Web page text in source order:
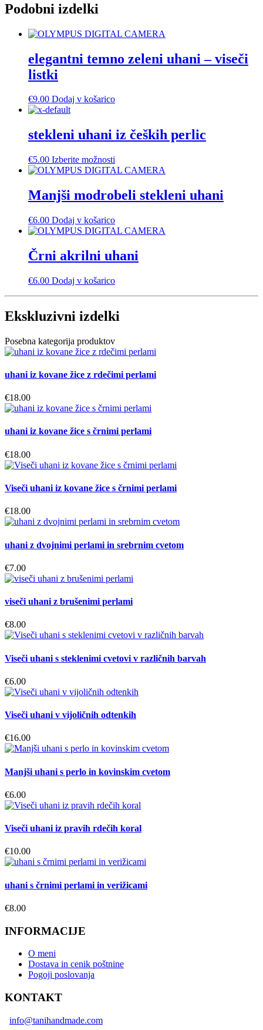
Podobni izdelki
elegantni temno zeleni uhani – viseči
listki
€9.00 Dodaj v košarico
stekleni uhani iz čeških perlic
€5.00 Izberite možnosti
izdelek
več
različic.
lahko
izberete
strani
izdelka
Manjši modrobeli stekleni uhani
€6.00 Dodaj v košarico
Črni akrilni uhani
€6.00 Dodaj v košarico
Ekskluzivni izdelki
Posebna kategorija produktov
uhani iz kovane žice z rdečimi perlami
€18.00
uhani iz kovane žice s črnimi perlami
€18.00
Viseči uhani iz kovane žice s črnimi perlami
€18.00
uhani z dvojnimi perlami in srebrnim cvetom
€7.00
viseči uhani z brušenimi perlami
€8.00
Viseči uhani s steklenimi cvetovi v različnih barvah
€6.00
Viseči uhani v vijoličnih odtenkih
€16.00
Manjši uhani s perlo in kovinskim cvetom
€6.00
Viseči uhani iz pravih rdečih koral
€10.00
uhani s črnimi perlami in verižicami
€8.00
INFORMACIJE
O meni
Dostava in cenik poštnine
Pogoji poslovanja
KONTAKT
info@tanihandmade.com